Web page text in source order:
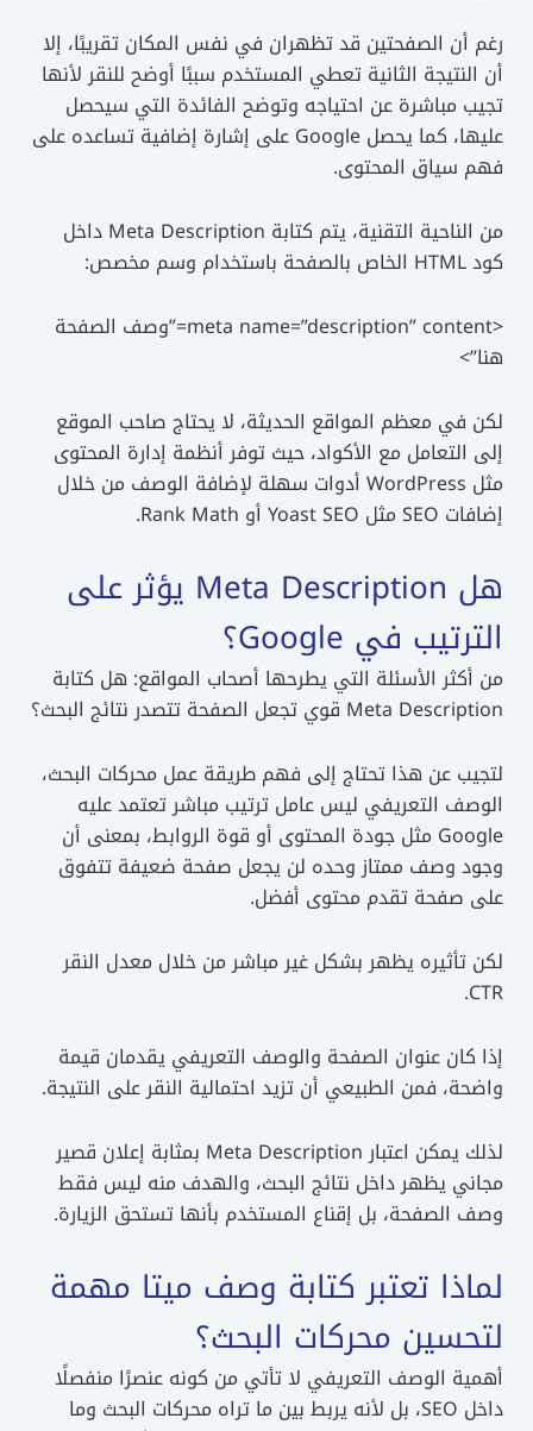
رغم أن الصفحتين قد تظهران في نفس المكان تقريبًا، إلا
أن النتيجة الثانية تعطي المستخدم سببًا أوضح للنقر لأنها
تجيب مباشرة عن احتياجه وتوضح الفائدة التي سيحصل
عليها، كما يحصل Google على إشارة إضافية تساعده على
فهم سياق المحتوى.
من الناحية التقنية، يتم كتابة Meta Description داخل
كود HTML الخاص بالصفحة باستخدام وسم مخصص:
<meta name=”description” content=”وصف الصفحة
هنا”>
لكن في معظم المواقع الحديثة، لا يحتاج صاحب الموقع
إلى التعامل مع الأكواد، حيث توفر أنظمة إدارة المحتوى
مثل WordPress أدوات سهلة لإضافة الوصف من خلال
إضافات SEO مثل Yoast SEO أو Rank Math.
هل Meta Description يؤثر على
الترتيب في Google؟
من أكثر الأسئلة التي يطرحها أصحاب المواقع: هل كتابة
Meta Description قوي تجعل الصفحة تتصدر نتائج البحث؟
لتجيب عن هذا تحتاج إلى فهم طريقة عمل محركات البحث،
الوصف التعريفي ليس عامل ترتيب مباشر تعتمد عليه
Google مثل جودة المحتوى أو قوة الروابط، بمعنى أن
وجود وصف ممتاز وحده لن يجعل صفحة ضعيفة تتفوق
على صفحة تقدم محتوى أفضل.
لكن تأثيره يظهر بشكل غير مباشر من خلال معدل النقر
CTR.
إذا كان عنوان الصفحة والوصف التعريفي يقدمان قيمة
واضحة، فمن الطبيعي أن تزيد احتمالية النقر على النتيجة.
لذلك يمكن اعتبار Meta Description بمثابة إعلان قصير
مجاني يظهر داخل نتائج البحث، والهدف منه ليس فقط
وصف الصفحة، بل إقناع المستخدم بأنها تستحق الزيارة.
لماذا تعتبر كتابة وصف ميتا مهمة
لتحسين محركات البحث؟
أهمية الوصف التعريفي لا تأتي من كونه عنصرًا منفصلًا
داخل SEO، بل لأنه يربط بين ما تراه محركات البحث وما